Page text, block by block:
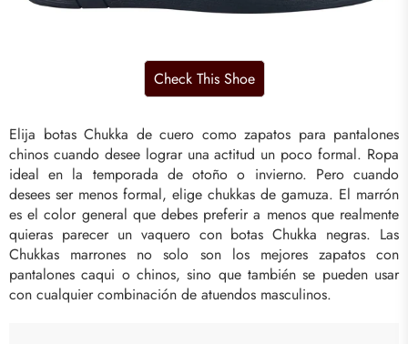
Elija botas Chukka de cuero como zapatos para pantalones
chinos cuando desee lograr una actitud un poco formal. Ropa
ideal en la temporada de otoño o invierno. Pero cuando
desees ser menos formal, elige chukkas de gamuza. El marrón
es el color general que debes preferir a menos que realmente
quieras parecer un vaquero con botas Chukka negras. Las
Chukkas marrones no solo son los mejores zapatos con
pantalones caqui o chinos, sino que también se pueden usar
con cualquier combinación de atuendos masculinos.